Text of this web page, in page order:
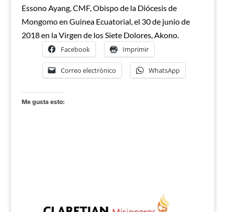
Essono Ayang, CMF, Obispo de la Diócesis de
Mongomo en Guinea Ecuatorial, el 30 de junio de
2018 en la Virgen de los Siete Dolores, Akono.
Facebook Imprimir
Correo electrónico WhatsApp
Me gusta esto: